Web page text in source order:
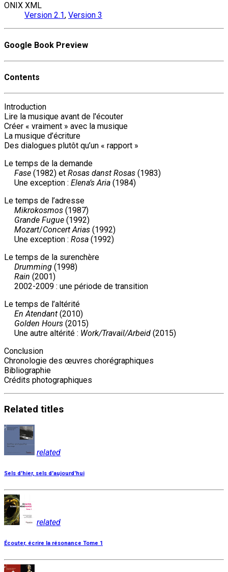
ONIX XML
Version 2.1, Version 3
Google Book Preview
Contents
Introduction
Lire la musique avant de l'écouter
Créer « vraiment » avec la musique
La musique d’écriture
Des dialogues plutôt qu’un « rapport »
Le temps de la demande
Fase (1982) et Rosas danst Rosas (1983)
Une exception : Elena’s Aria (1984)
Le temps de l’adresse
Mikrokosmos (1987)
Grande Fugue (1992)
Mozart/Concert Arias (1992)
Une exception : Rosa (1992)
Le temps de la surenchère
Drumming (1998)
Rain (2001)
2002-2009 : une période de transition
Le temps de l’altérité
En Atendant (2010)
Golden Hours (2015)
Une autre altérité : Work/Travail/Arbeid (2015)
Conclusion
Chronologie des œuvres chorégraphiques
Bibliographie
Crédits photographiques
Related titles
related
Sels d'hier, sels d'aujourd'hui
related
Écouter, écrire la résonance Tome 1